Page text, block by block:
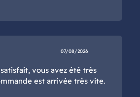
07/08/2026
vous avez été très
est arrivée très vite.